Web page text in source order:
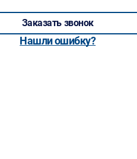
Заказать звонок
Нашли ошибку?